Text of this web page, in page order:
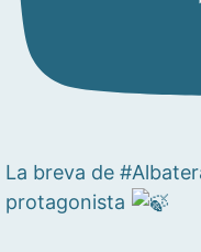
La breva de
protagonista